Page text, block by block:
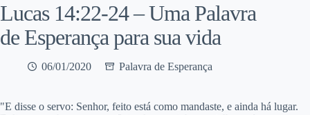
Lucas 14:22-24 – Uma Palavra
de Esperança para sua vida
06/01/2020 Palavra de Esperança
"E disse o servo: Senhor, feito está como mandaste, e ainda há lugar.